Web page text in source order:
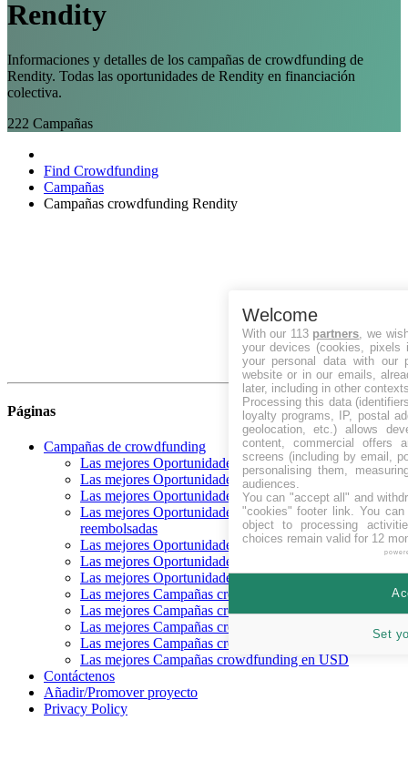
Rendity
Informaciones y detalles de los campañas de crowdfunding de
Rendity. Todas las oportunidades de Rendity en financiación
colectiva.
222 Campañas
Find Crowdfunding
Campañas
Campañas crowdfunding Rendity
Páginas
Campañas de crowdfunding
Las mejores Oportunidades crowdfunding Recaudando
Las mejores Oportunidades crowdfunding próximas
Las mejores Oportunidades crowdfunding financiadas
Las mejores Oportunidades crowdfunding
reembolsadas
Las mejores Oportunidades crowdfunding Equity
Las mejores Oportunidades crowdfunding Deuda
Las mejores Oportunidades crowdfunding Recompensa
Las mejores Campañas crowdfunding en CHF
Las mejores Campañas crowdfunding en EUR
Las mejores Campañas crowdfunding en GBP
Las mejores Campañas crowdfunding en SEK
Las mejores Campañas crowdfunding en USD
Contáctenos
Añadir/Promover proyecto
Privacy Policy
Welcome
With our 113 partners, we
your devices (cookies, pixels
your personal data with our
website or in our emails,
later, including in other
Processing this data
loyalty programs, IP, postal
geolocation, etc.) allows
content, commercial offers
screens (including by email,
personalising them,
audiences.
You can "accept all" and
"cookies" footer link. You can
object to processing
choices remain valid for 12
Set